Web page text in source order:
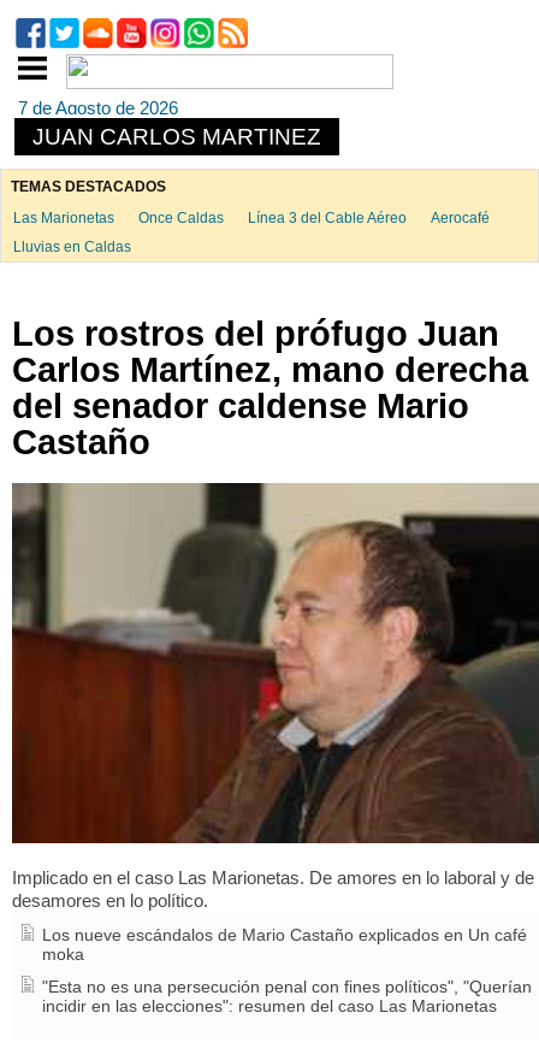
7 de Agosto de 2026
JUAN CARLOS MARTINEZ
TEMAS DESTACADOS
Las Marionetas
Once Caldas Línea 3 del Cable Aéreo
Aerocafé
Lluvias en Caldas
Los rostros del prófugo Juan
Carlos Martínez, mano derecha
del senador caldense Mario
Castaño
Implicado en el caso Las Marionetas. De amores en lo laboral y de
desamores en lo político.
Los nueve escándalos de Mario Castaño explicados en Un café
moka
"Esta no es una persecución penal con fines políticos", "Querían
incidir en las elecciones": resumen del caso Las Marionetas